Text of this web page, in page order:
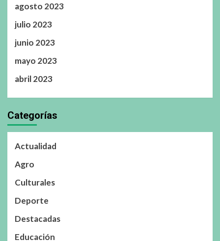
agosto 2023
julio 2023
junio 2023
mayo 2023
abril 2023
Categorías
Actualidad
Agro
Culturales
Deporte
Destacadas
Educación